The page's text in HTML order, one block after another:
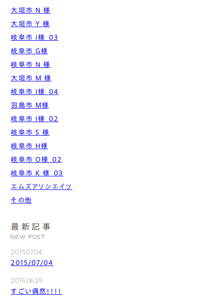
大垣市 N 様
大垣市 Y 様
岐阜市 I様_03
岐阜市 G様
岐阜市 N 様
大垣市 M 様
岐阜市 I様_04
羽島市 M様
岐阜市 I様_02
岐阜市 S 様
岐阜市 H様
岐阜市 O様_02
岐阜市 K 様_03
エムズアソシエイツ
その他
最新記事
NEW POST
2015.07.04
2015/07/04
2015.06.29
すごい偶然！！！！